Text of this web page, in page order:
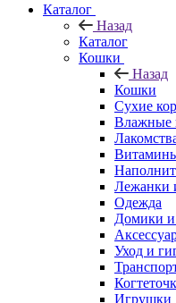
Каталог
Назад
Каталог
Кошки
Назад
Кошки
Сухие
Влажные
Лежанки
Одежда
Домики и
Уход и
Игрушки